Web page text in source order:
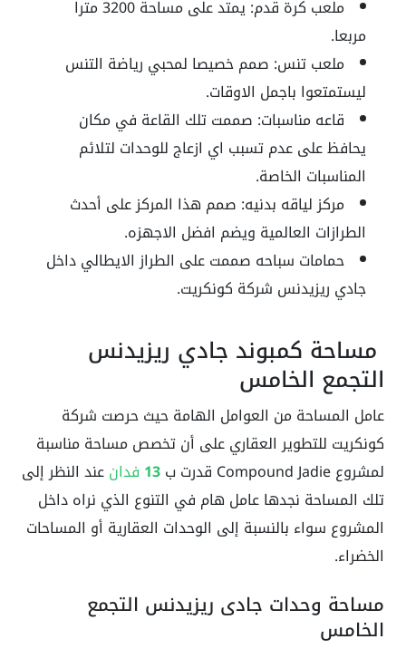
ملعب كرة قدم: يمتد على مساحة 3200 مترا
مربعا.
ملعب تنس: صمم خصيصا لمحبي رياضة التنس
ليستمتعوا باجمل الاوقات.
قاعه مناسبات: صممت تلك القاعة في مكان
يحافظ على عدم تسبب اي ازعاج للوحدات لتلائم
المناسبات الخاصة.
مركز لياقه بدنيه: صمم هذا المركز على أحدث
الطرازات العالمية ويضم افضل الاجهزه.
حمامات سباحه صممت على الطراز الايطالي داخل
جادي ريزيدنس شركة كونكريت.
مساحة كمبوند جادي ريزيدنس
التجمع الخامس
عامل المساحة من العوامل الهامة حيث حرصت شركة
كونكريت للتطوير العقاري على أن تخصص مساحة مناسبة
لمشروع Compound Jadie قدرت ب
13 فدانعند النظر إلى
تلك المساحة نجدها عامل هام في التنوع الذي نراه داخل
المشروع سواء بالنسبة إلى الوحدات العقارية أو المساحات
الخضراء.
مساحة وحدات جادى ريزيدنس التجمع
الخامس